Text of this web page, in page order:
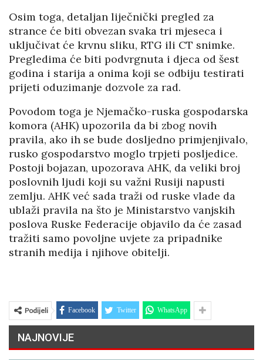
Osim toga, detaljan liječnički pregled za
strance će biti obvezan svaka tri mjeseca i
uključivat će krvnu sliku, RTG ili CT snimke.
Pregledima će biti podvrgnuta i djeca od šest
godina i starija a onima koji se odbiju testirati
prijeti oduzimanje dozvole za rad.
Povodom toga je Njemačko-ruska gospodarska
komora (AHK) upozorila da bi zbog novih
pravila, ako ih se bude dosljedno primjenjivalo,
rusko gospodarstvo moglo trpjeti posljedice.
Postoji bojazan, upozorava AHK, da veliki broj
poslovnih ljudi koji su važni Rusiji napusti
zemlju. AHK već sada traži od ruske vlade da
ublaži pravila na što je Ministarstvo vanjskih
poslova Ruske Federacije objavilo da će zasad
tražiti samo povoljne uvjete za pripadnike
stranih medija i njihove obitelji.
Podijeli Facebook Twitter WhatsApp
NAJNOVIJE